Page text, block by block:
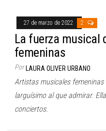
27 de marzo de 2022 2
La fuerza musical
femeninas
Por LAURA OLIVER URBANO
Artistas musicales
larguísimo al que admirar.
conciertos.